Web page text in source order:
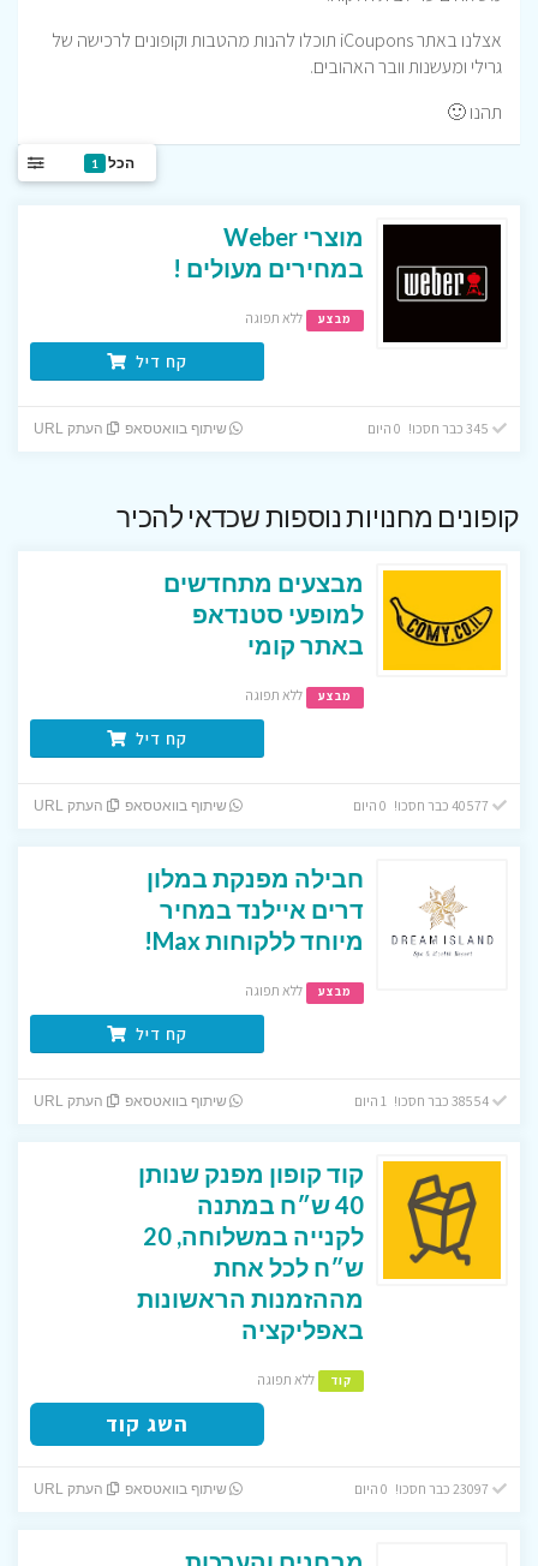
אצלנו באתר iCoupons תוכלו להנות מהטבות וקופונים לרכישה של
גרילי ומעשנות וובר האהובים.
תהנו 🙂
הכל 1
מוצרי Weber
במחירים מעולים !
מבצע ללא תפוגה
קח דיל
שיתוף בוואטסאפ העתק URL
קופונים מחנויות נוספות שכדאי להכיר
מבצעים מתחדשים
למופעי סטנדאפ
באתר קומי
מבצע ללא תפוגה
קח דיל
שיתוף בוואטסאפ העתק URL
חבילה מפנקת במלון
דרים איילנד במחיר
מיוחד ללקוחות Max!
מבצע ללא תפוגה
קח דיל
38554 כבר חסכו! 1 היום שיתוף בוואטסאפ העתק URL
קוד קופון מפנק שנותן
40 ש״ח במתנה
לקנייה במשלוחה, 20
ש״ח לכל אחת
מההזמנות הראשונות
באפליקציה
קוד ללא תפוגה
השג קוד
שיתוף בוואטסאפ העתק URL